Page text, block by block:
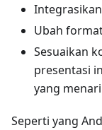
Ubah
Sesuaikan
presentasi
yang
Seperti yang